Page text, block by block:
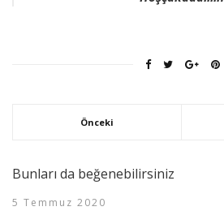
Önceki
Bunları da beğenebilirsiniz
5 Temmuz 2020